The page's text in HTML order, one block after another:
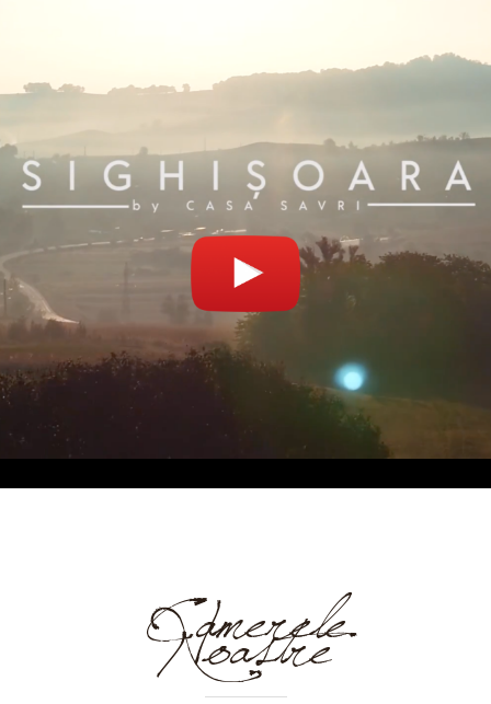
Camerele
Noastre